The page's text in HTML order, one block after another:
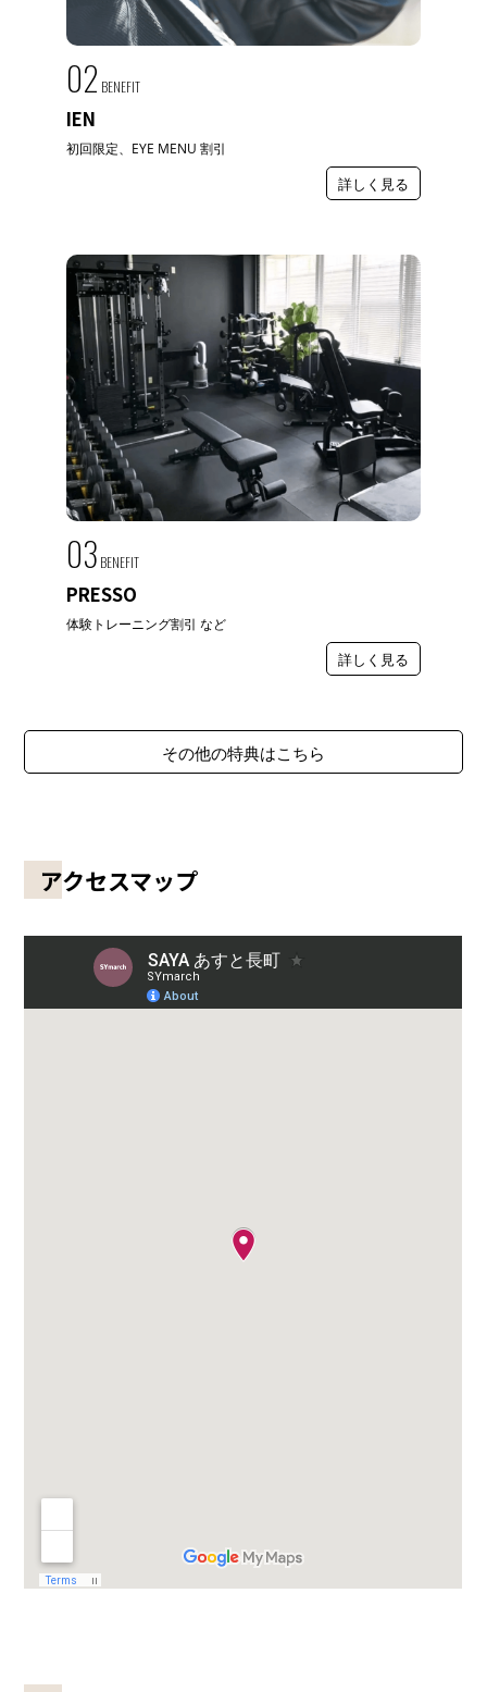
02 BENEFIT
IEN
初回限定、EYE MENU 割引
詳しく見る
03 BENEFIT
PRESSO
体験トレーニング割引 など
詳しく見る
その他の特典はこちら
アクセスマップ